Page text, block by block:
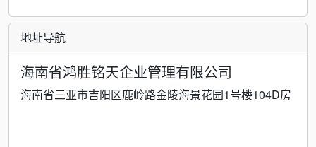
地址导航
海南省鸿胜铭天企业管理有限公司
海南省三亚市吉阳区鹿岭路金陵海景花园1号楼104D房